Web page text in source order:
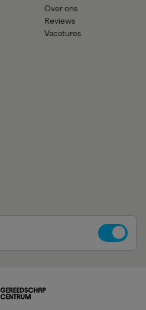
Over ons
Reviews
Vacatures